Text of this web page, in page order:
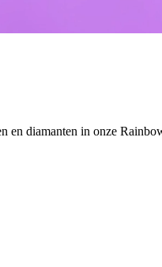
en diamanten in onze